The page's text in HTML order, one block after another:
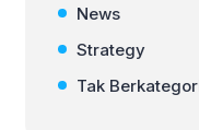
News
Strategy
Tak